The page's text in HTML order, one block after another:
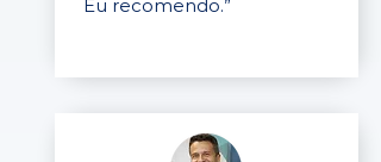
Eu recomendo.”